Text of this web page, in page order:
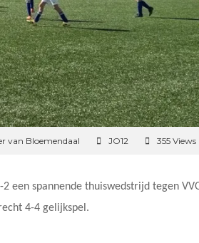
van Bloemendaal JO12 355 Views
een spannende thuiswedstrijd tegen
4-4 gelijkspel.